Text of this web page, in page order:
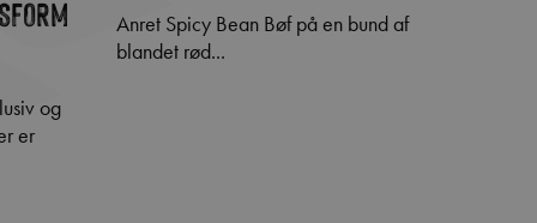
er
Anret Spicy Bean Bøf på en bund af
blandet rød...